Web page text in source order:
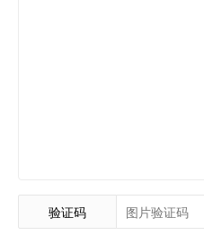
验证码